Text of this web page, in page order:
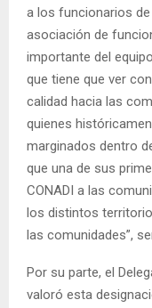
a los funcionarios de
asociación de
importante del
que tiene que ver
calidad hacia las
quienes
marginados dentro
que una de sus
CONADI a las
los distintos
las comunidades”,
Por su parte, el
valoró esta